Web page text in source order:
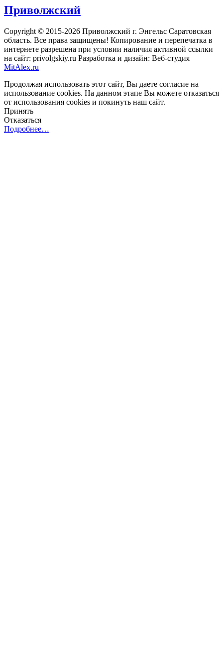
Приволжский
Copyright © 2015-2026 Приволжский г. Энгельс Саратовская
область. Все права защищены! Копирование и перепечатка в
интернете разрешена при условии наличия активной ссылки
на сайт: privolgskiy.ru Разработка и дизайн: Веб-студия
MitAlex.ru
Продолжая использовать этот сайт, Вы даете согласие на
использование cookies. На данном этапе Вы можете отказаться
от использования cookies и покинуть наш сайт.
Принять
Отказаться
Подробнее…